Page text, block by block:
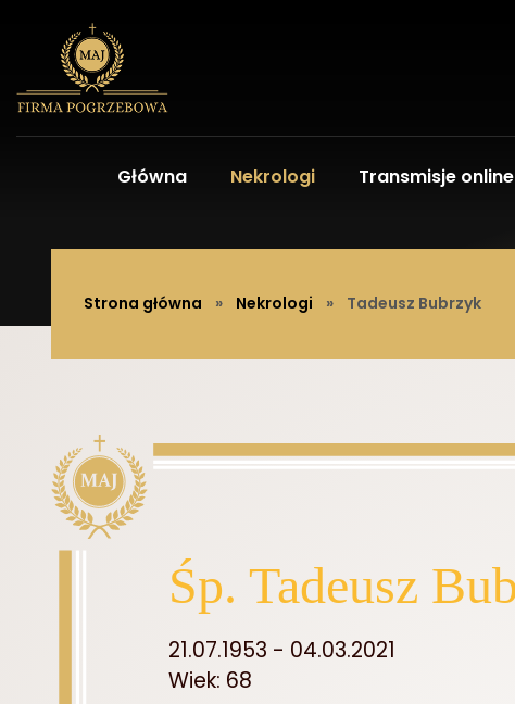
Główna Nekrologi Transmisje online
Strona główna » Nekrologi » Tadeusz Bubrzyk
Śp. Tadeusz
21.07.1953 - 04.03.2021
Wiek: 68